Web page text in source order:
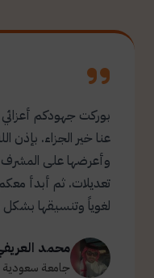
بوركت جهودكم أعزائي
عنا خير
وأعرضها على
تعديلات. ثم
لغوياً وتنسيقها بشكل
محمد
جامعة سعودية